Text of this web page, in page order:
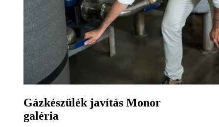
Gázkészülék javítás Monor
galéria